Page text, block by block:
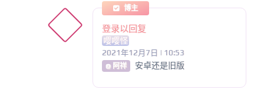
博主
登录以回复
嘤嘤怪
2021年12月7日 | 10:53
@ 阿祥 安卓还是旧版